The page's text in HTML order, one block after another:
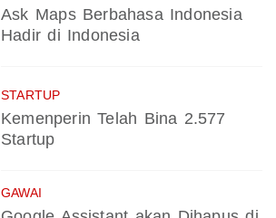
Ask Maps Berbahasa Indonesia
Hadir di Indonesia
STARTUP
Kemenperin Telah Bina 2.577
Startup
GAWAI